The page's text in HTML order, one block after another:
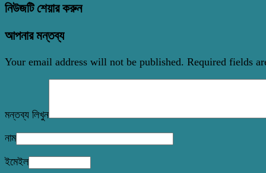
নিউজটি শেয়ার করুন
আপনার মন্তব্য
Your email address will not be published. Required fields
মন্তব্য লিখুন
নাম
ইমেইল